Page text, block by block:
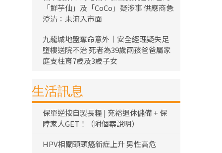
「鮮芋仙」及「CoCo」疑涉事 供應商急
澄清：未流入市面
九龍城地盤奪命意外丨安全經理疑失足
墮樓送院不治 死者為39歲兩孩爸爸屬家
庭支柱育7歲及3歲子女
生活訊息
保單逆按自製長糧 | 充裕退休儲備 + 保
障家人GET！（附個案說明）
HPV相關頭頸癌新症上升 男性高危